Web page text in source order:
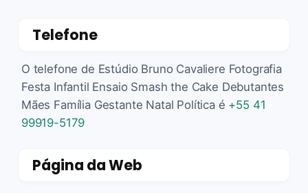
Telefone
O telefone de Estúdio Bruno Cavaliere Fotografia
Festa Infantil Ensaio Smash the Cake Debutantes
Mães Família Gestante Natal Política é +55 41
99919-5179
Página da Web